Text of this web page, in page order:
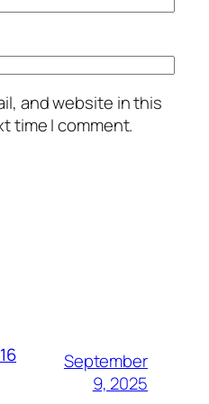
and website in this
time I comment.
September
9, 2025